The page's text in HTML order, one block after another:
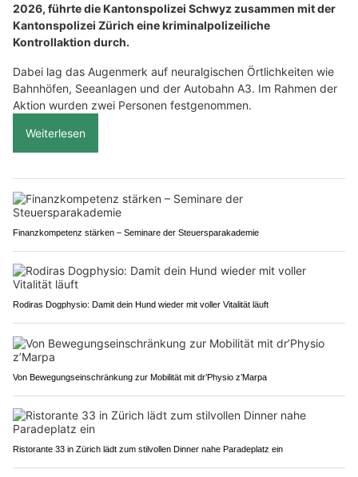
2026, führte die Kantonspolizei Schwyz zusammen mit der
Kantonspolizei Zürich eine kriminalpolizeiliche
Kontrollaktion durch.
Dabei lag das Augenmerk auf neuralgischen Örtlichkeiten wie
Bahnhöfen, Seeanlagen und der Autobahn A3. Im Rahmen der
Aktion wurden zwei Personen festgenommen.
Weiterlesen
Finanzkompetenz stärken – Seminare der Steuersparakademie
Rodiras Dogphysio: Damit dein Hund wieder mit voller Vitalität läuft
Von Bewegungseinschränkung zur Mobilität mit dr’Physio z’Marpa
Ristorante 33 in Zürich lädt zum stilvollen Dinner nahe Paradeplatz ein